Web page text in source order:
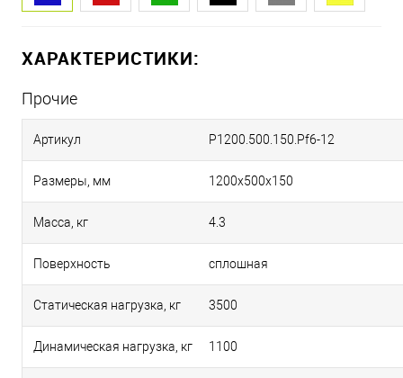
ХАРАКТЕРИСТИКИ:
Прочие
Артикул P1200.500.150.Pf6-12
Размеры, мм 1200х500х150
Масса, кг 4.3
Поверхность сплошная
Статическая нагрузка, кг 3500
Динамическая нагрузка, кг 1100